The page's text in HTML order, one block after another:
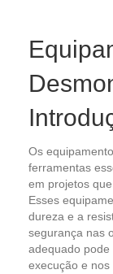
Os
ferramentas
em projetos
Esses
dureza e a
segurança nas
adequado
execução e